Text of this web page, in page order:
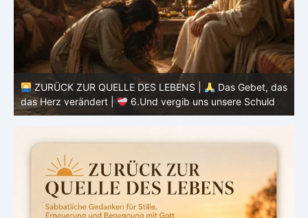
ZURÜCK ZUR QUELLE DES LEBENS |
Das Gebet, das
das Herz verändert |
6.Und vergib uns unsere Schuld